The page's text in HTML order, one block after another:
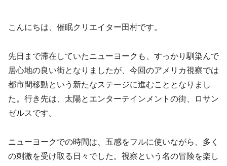
こんにちは、催眠クリエイター田村です。
先日まで滞在していたニューヨークも、すっかり馴染んで
居心地の良い街となりましたが、今回のアメリカ視察では
都市間移動という新たなステージに進むこととなりまし
た。行き先は、太陽とエンターテインメントの街、ロサン
ゼルスです。
ニューヨークでの時間は、五感をフルに使いながら、多く
の刺激を受け取る日々でした。視察という名の冒険を楽し